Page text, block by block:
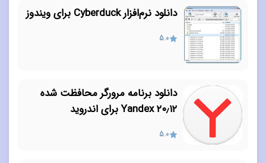
دانلود نرم‌افزار Cyberduck برای ویندوز
5.0
دانلود برنامه مرورگر محافظت شده
۲۰٫۱۲ Yandex برای اندروید
5.0